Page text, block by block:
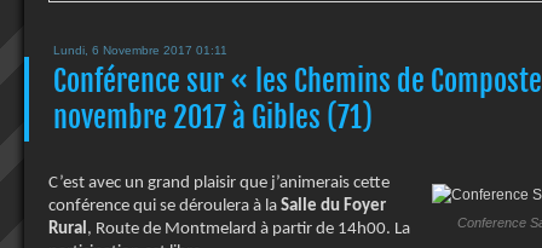
Lundi, 6 Novembre 2017 01:11
Conférence sur « les Chemins de
novembre 2017 à Gibles (71)
Conference
C’est avec un grand plaisir que j’animerais cette
conférence qui se déroulera à la Salle du Foyer
Rural , Route de Montmelard à partir de 14h00. La